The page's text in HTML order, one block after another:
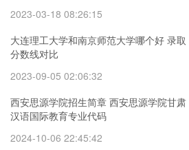
2023-03-18 08:26:15
大连理工大学和南京师范大学哪个好 录取
分数线对比
2023-09-05 02:06:32
西安思源学院招生简章 西安思源学院甘肃
汉语国际教育专业代码
2024-10-06 22:45:42